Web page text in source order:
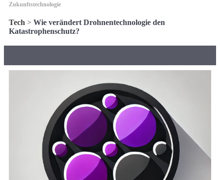
Zukunftstechnologie
Tech > Wie verändert Drohnentechnologie den
Katastrophenschutz?